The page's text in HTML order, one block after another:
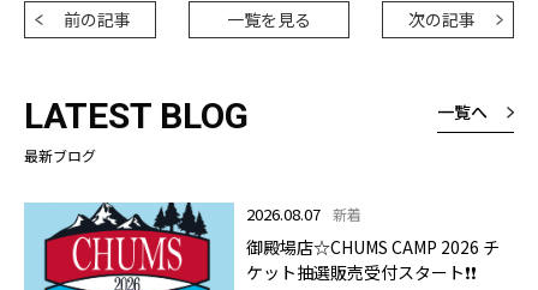
前の記事 一覧を見る 次の記事
LATEST BLOG
最新ブログ
一覧へ
2026.08.07 新着
御殿場店☆CHUMS CAMP 2026 チ
ケット抽選販売受付スタート❗❗